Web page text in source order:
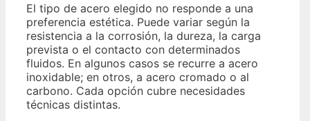
El tipo de acero elegido no responde a una
preferencia estética. Puede variar según la
resistencia a la corrosión, la dureza, la carga
prevista o el contacto con determinados
fluidos. En algunos casos se recurre a acero
inoxidable; en otros, a acero cromado o al
carbono. Cada opción cubre necesidades
técnicas distintas.